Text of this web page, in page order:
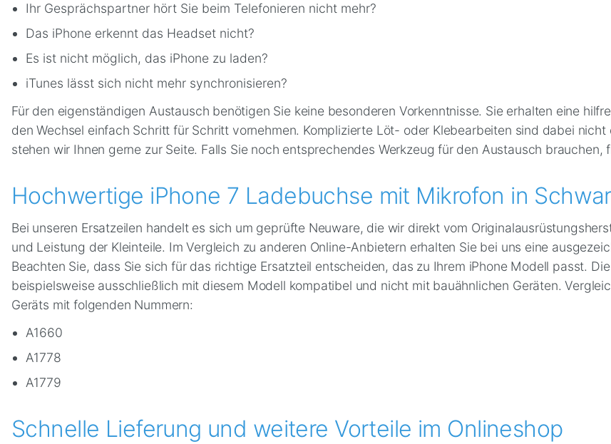
Ihr Gesprächspartner hört Sie beim Telefonieren nicht mehr?
Das iPhone erkennt das Headset nicht?
Es ist nicht möglich, das iPhone zu laden?
iTunes lässt sich nicht mehr synchronisieren?
Für den eigenständigen Austausch benötigen Sie keine besonderen Vorkenntnisse. Sie erhalten eine
den Wechsel einfach Schritt für Schritt vornehmen. Komplizierte Löt- oder Klebearbeiten sind dabei
stehen wir Ihnen gerne zur Seite. Falls Sie noch entsprechendes Werkzeug für den Austausch
Hochwertige iPhone 7 Ladebuchse mit Mikrofon in
Bei unseren Ersatzeilen handelt es sich um geprüfte Neuware, die wir direkt vom
und Leistung der Kleinteile. Im Vergleich zu anderen Online-Anbietern erhalten Sie bei uns eine
Beachten Sie, dass Sie sich für das richtige Ersatzteil entscheiden, das zu Ihrem iPhone Modell passt.
beispielsweise ausschließlich mit diesem Modell kompatibel und nicht mit bauähnlichen Geräten.
Geräts mit folgenden Nummern:
A1660
A1778
A1779
Schnelle Lieferung und weitere Vorteile im Onlineshop